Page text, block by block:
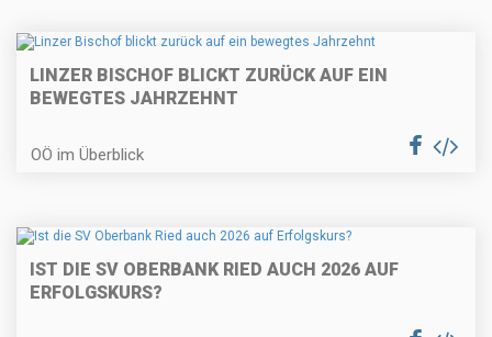
LINZER BISCHOF BLICKT ZURÜCK AUF EIN
BEWEGTES JAHRZEHNT
OÖ im Überblick
IST DIE SV OBERBANK RIED AUCH 2026 AUF
ERFOLGSKURS?